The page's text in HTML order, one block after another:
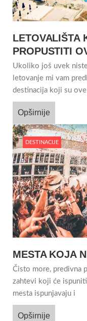
LETOVALIŠTA
PROPUSTITI
Ukoliko još uvek
letovanje mi vam
destinacija koji su
Opširnije
DESTINACIJE
MESTA KOJA
Čisto more, predivna
zahtevi koji će
mesta ispunjavaju i
Opširnije